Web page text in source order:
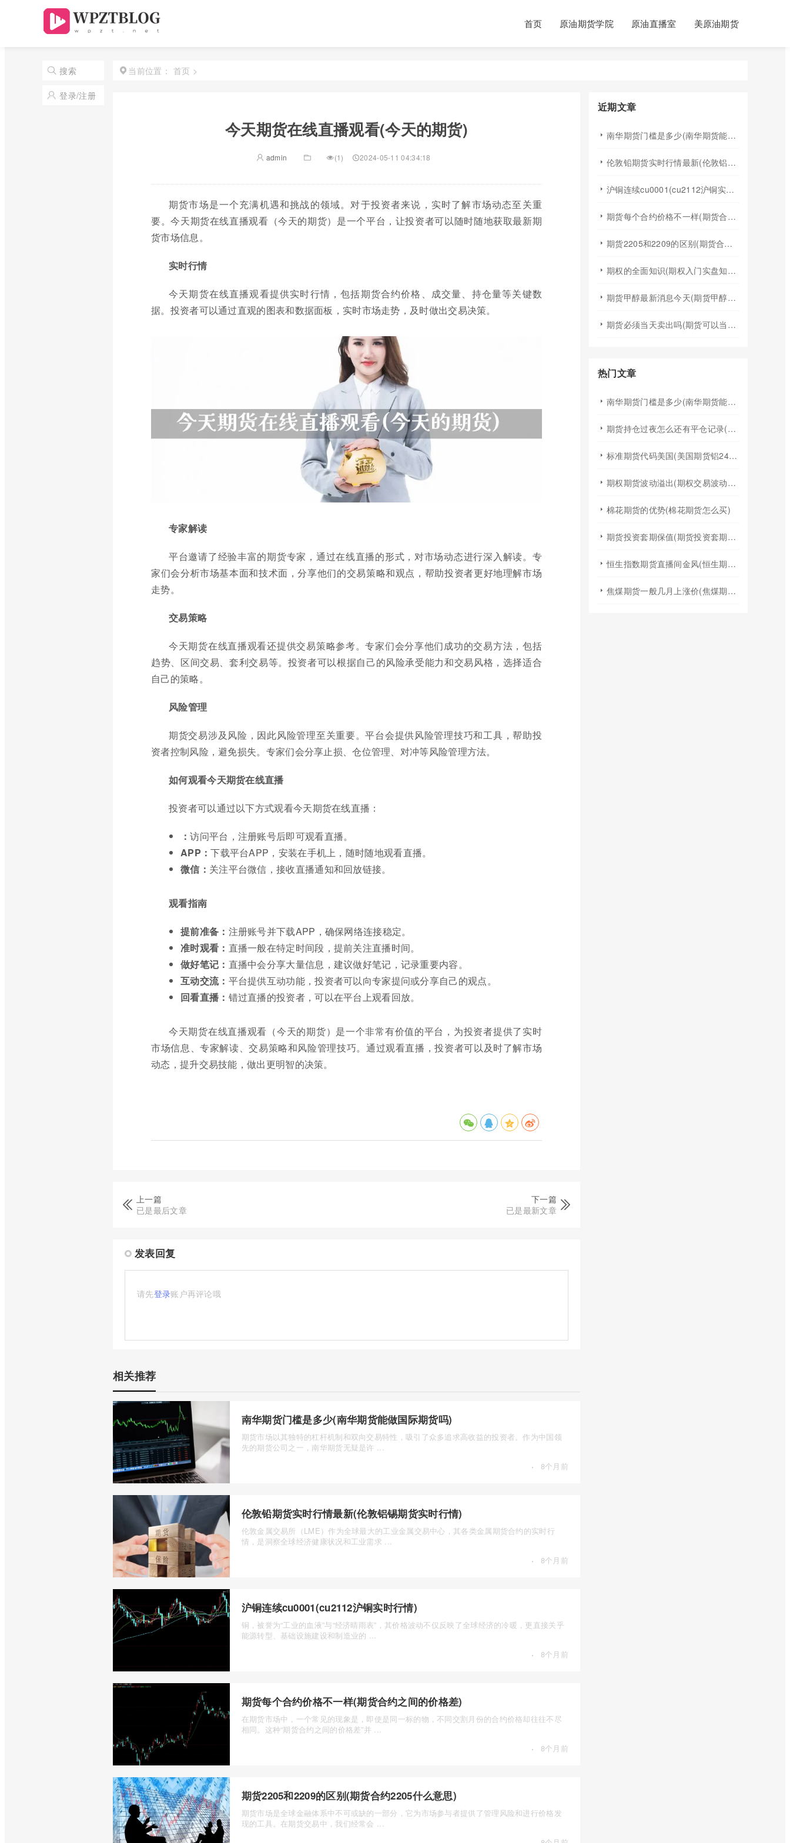
首页 原油期货学院 原油直播室 美原油期货
搜索
登录/注册
当前位置： 首页 >
今天期货在线直播观看(今天的期货)
admin (1) 2024-05-11 04:34:18
期货市场是一个充满机遇和挑战的领域。对于投资者来说，实时了解市场动态至关重
要。今天期货在线直播观看（今天的期货）是一个平台，让投资者可以随时随地获取最新期
货市场信息。
实时行情
今天期货在线直播观看提供实时行情，包括期货合约价格、成交量、持仓量等关键数
据。投资者可以通过直观的图表和数据面板，实时市场走势，及时做出交易决策。
专家解读
平台邀请了经验丰富的期货专家，通过在线直播的形式，对市场动态进行深入解读。专
家们会分析市场基本面和技术面，分享他们的交易策略和观点，帮助投资者更好地理解市场
走势。
交易策略
今天期货在线直播观看还提供交易策略参考。专家们会分享他们成功的交易方法，包括
趋势、区间交易、套利交易等。投资者可以根据自己的风险承受能力和交易风格，选择适合
自己的策略。
风险管理
期货交易涉及风险，因此风险管理至关重要。平台会提供风险管理技巧和工具，帮助投
资者控制风险，避免损失。专家们会分享止损、仓位管理、对冲等风险管理方法。
如何观看今天期货在线直播
投资者可以通过以下方式观看今天期货在线直播：
：访问平台，注册账号后即可观看直播。
APP：下载平台APP，安装在手机上，随时随地观看直播。
微信： 关注平台微信，接收直播通知和回放链接。
观看指南
提前准备： 注册账号并下载APP，确保网络连接稳定。
准时观看： 直播一般在特定时间段，提前关注直播时间。
做好笔记： 直播中会分享大量信息，建议做好笔记，记录重要内容。
互动交流： 平台提供互动功能，投资者可以向专家提问或分享自己的观点。
回看直播： 错过直播的投资者，可以在平台上观看回放。
今天期货在线直播观看（今天的期货）是一个非常有价值的平台，为投资者提供了实时
市场信息、专家解读、交易策略和风险管理技巧。通过观看直播，投资者可以及时了解市场
动态，提升交易技能，做出更明智的决策。
上一篇
已是最后文章
下一篇
已是最新文章
发表回复
请先登录账户再评论哦
相关推荐
南华期货门槛是多少(南华期货能做国际期货吗)
期货市场以其独特的杠杆机制和双向交易特性，吸引了众多追求高收益的投资者。作为中国领
先的期货公司之一，南华期货无疑是许 ...
· 8个月前
伦敦铅期货实时行情最新(伦敦铝锡期货实时行情)
伦敦金属交易所（LME）作为全球最大的工业金属交易中心，其各类金属期货合约的实时行
情，是洞察全球经济健康状况和工业需求 ...
· 8个月前
沪铜连续cu0001(cu2112沪铜实时行情)
铜，被誉为“工业的血液”与“经济晴雨表”，其价格波动不仅反映了全球经济的冷暖，更直接关乎
能源转型、基础设施建设和制造业的 ...
· 8个月前
期货每个合约价格不一样(期货合约之间的价格差)
在期货市场中，一个常见的现象是，即使是同一标的物，不同交割月份的合约价格却往往不尽
相同。这种“期货合约之间的价格差”并 ...
· 8个月前
期货2205和2209的区别(期货合约2205什么意思)
期货市场是全球金融体系中不可或缺的一部分，它为市场参与者提供了管理风险和进行价格发
现的工具。在期货交易中，我们经常会 ...
近期文章
南华期货门槛是多少(南华期货能做国际期货吗)
伦敦铅期货实时行情最新(伦敦铝锡期货实时行情)
沪铜连续cu0001(cu2112沪铜实时行情)
期货每个合约价格不一样(期货合约之间的价格差)
期货2205和2209的区别(期货合约2205什么意思)
期权的全面知识(期权入门实盘知识)
期货甲醇最新消息今天(期货甲醇最新消息今天行情)
期货必须当天卖出吗(期货可以当天买入卖出吗)
热门文章
南华期货门槛是多少(南华期货能做国际期货吗)
期货持仓过夜怎么还有平仓记录(期货持仓过夜手续费)
标准期货代码美国(美国期货铝24小时行情代码)
期权期货波动溢出(期权交易波动率)
棉花期货的优势(棉花期货怎么买)
期货投资套期保值(期货投资套期保值什么意思)
恒生指数期货直播间金风(恒生期货夜盘行情)
焦煤期货一般几月上涨价(焦煤期货夏天涨价吗)